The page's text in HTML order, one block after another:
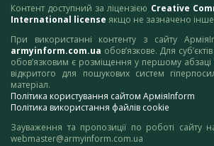
Контент доступний за ліцензією Creative
International license якщо не зазначено
При використанні контенту з сайту
armyinform.com.ua обов’язкове. Для
обов’язковим є розміщення у першому абзаці
відкритого для пошукових систем
матеріал.
Політика користування сайтом АрміяInform
Політика використання файлів cookie
Зауваження та пропозиції по роботі сайту
webmaster@armyinform.com.ua